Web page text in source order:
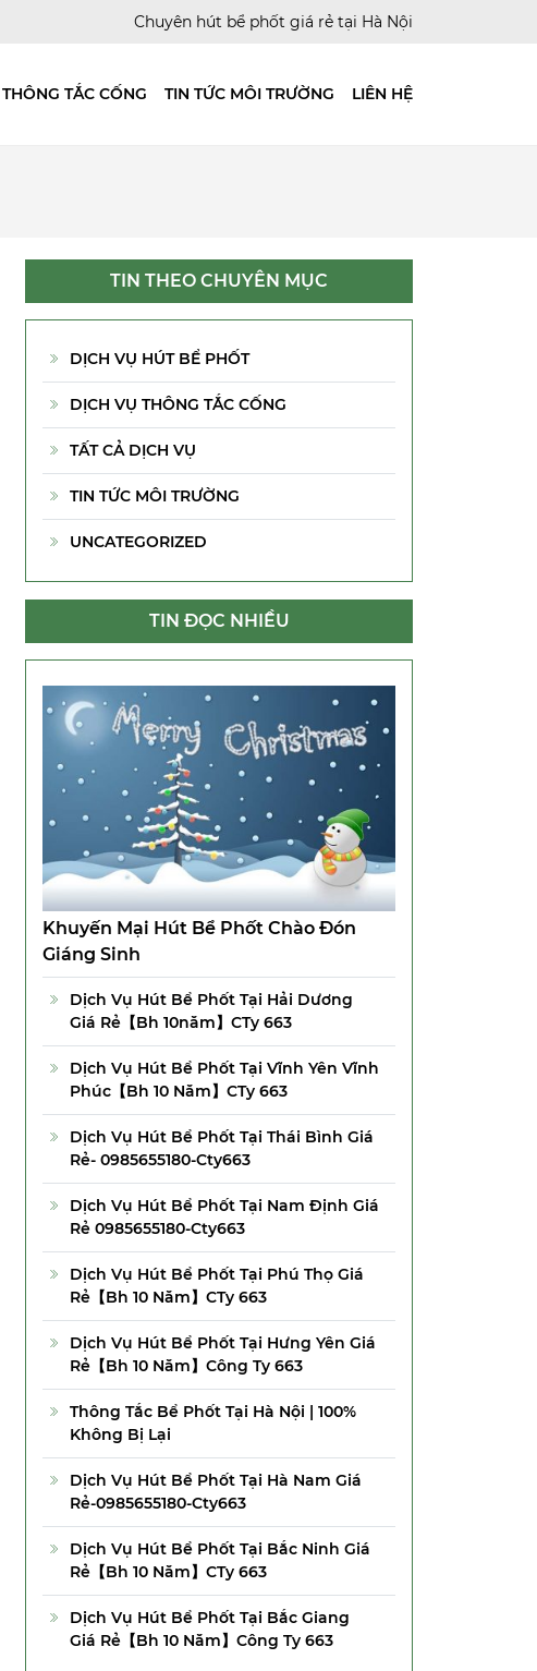
Chuyên hút bể phốt giá rẻ tại Hà Nội
THÔNG TẮC CỐNG TIN TỨC MÔI TRƯỜNG LIÊN HỆ
TIN THEO CHUYÊN MỤC
DỊCH VỤ HÚT BỂ PHỐT
DỊCH VỤ THÔNG TẮC CỐNG
TẤT CẢ DỊCH VỤ
TIN TỨC MÔI TRƯỜNG
UNCATEGORIZED
TIN ĐỌC NHIỀU
Khuyến Mại Hút Bể Phốt Chào Đón
Giáng Sinh
Dịch Vụ Hút Bể Phốt Tại Hải Dương
Giá Rẻ【Bh 10năm】CTy 663
Dịch Vụ Hút Bể Phốt Tại Vĩnh Yên Vĩnh
Phúc【Bh 10 Năm】CTy 663
Dịch Vụ Hút Bể Phốt Tại Thái Bình Giá
Rẻ- 0985655180-Cty663
Dịch Vụ Hút Bể Phốt Tại Nam Định Giá
Rẻ 0985655180-Cty663
Dịch Vụ Hút Bể Phốt Tại Phú Thọ Giá
Rẻ【Bh 10 Năm】CTy 663
Dịch Vụ Hút Bể Phốt Tại Hưng Yên Giá
Rẻ【Bh 10 Năm】Công Ty 663
Thông Tắc Bể Phốt Tại Hà Nội | 100%
Không Bị Lại
Dịch Vụ Hút Bể Phốt Tại Hà Nam Giá
Rẻ-0985655180-Cty663
Dịch Vụ Hút Bể Phốt Tại Bắc Ninh Giá
Rẻ【Bh 10 Năm】CTy 663
Dịch Vụ Hút Bể Phốt Tại Bắc Giang
Giá Rẻ【Bh 10 Năm】Công Ty 663